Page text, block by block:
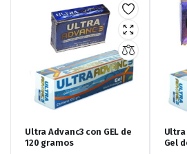
Ultra Advanc3 con GEL de
120 gramos
Ultra
Gel